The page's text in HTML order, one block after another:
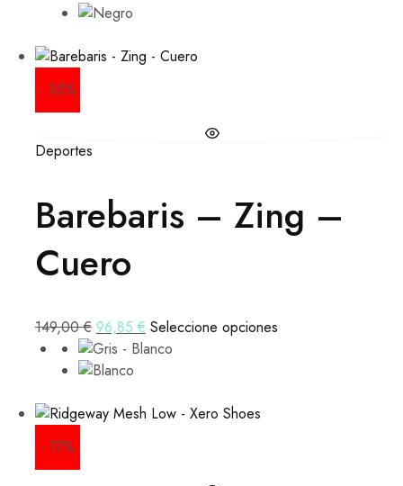
- 35%
Deportes
Barebaris – Zing –
Cuero
149,00€ 96,85 € Seleccione opciones
- 17%